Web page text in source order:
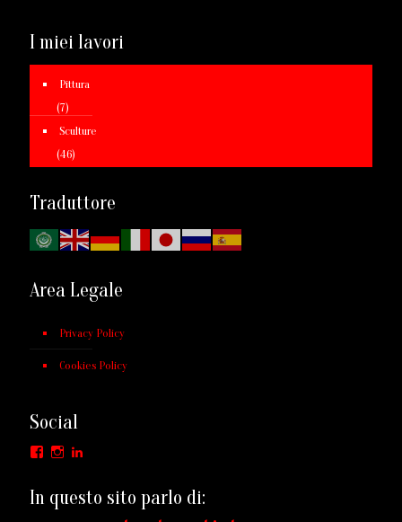
I miei lavori
Pittura
(7)
Sculture
(46)
Traduttore
Area Legale
Privacy Policy
Cookies Policy
Social
Facebook
Instagram
In questo sito parlo di: